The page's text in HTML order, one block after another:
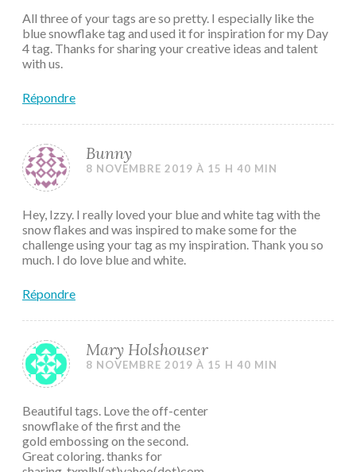
All three of your tags are so pretty. I especially like the
blue snowflake tag and used it for inspiration for my Day
4 tag. Thanks for sharing your creative ideas and talent
with us.
Répondre
Bunny
8 NOVEMBRE 2019 À 15 H 40 MIN
Hey, Izzy. I really loved your blue and white tag with the
snow flakes and was inspired to make some for the
challenge using your tag as my inspiration. Thank you so
much. I do love blue and white.
Répondre
Mary Holshouser
8 NOVEMBRE 2019 À 15 H 40 MIN
Beautiful tags. Love the off-center
snowflake of the first and the
gold embossing on the second.
Great coloring. thanks for